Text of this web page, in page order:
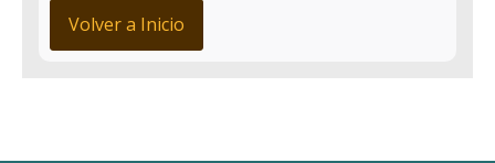
Volver a Inicio